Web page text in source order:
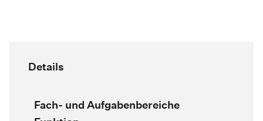
Details
Fach- und Aufgabenbereiche